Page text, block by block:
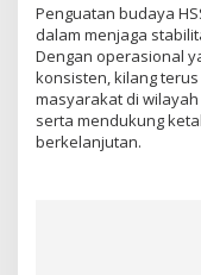
Penguatan budaya
dalam menjaga
Dengan operasional
konsisten, kilang
masyarakat di
serta mendukung
berkelanjutan.